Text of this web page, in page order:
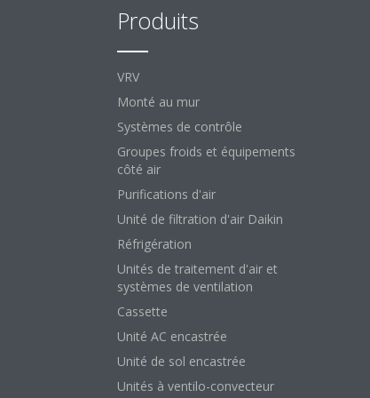
Produits
VRV
Monté au mur
Systèmes de contrôle
Groupes froids et équipements
côté air
Purifications d'air
Unité de filtration d'air Daikin
Réfrigération
Unités de traitement d'air et
systèmes de ventilation
Cassette
Unité AC encastrée
Unité de sol encastrée
Unités à ventilo-convecteur